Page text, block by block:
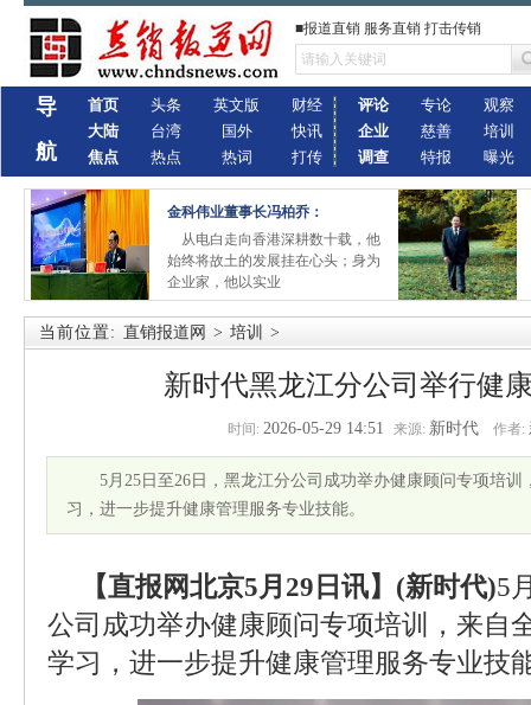
■报道直销 服务直销 打击传销
导
航
首页
大陆
焦点
头条
台湾
热点
英文版
国外
热词
财经
快讯
打传
评论
企业
调查
专论
慈善
特报
观察
培训
曝光
金科伟业董事长冯柏乔：
从电白走向香港深耕数十载，他
始终将故土的发展挂在心头；身为
企业家，他以实业
当前位置: 直销报道网 > 培训 >
新时代黑龙江分公司举行健
时间: 2026-05-29 14:51 来源: 新时代 作者:
5月25日至26日，黑龙江分公司成功举办健康顾问专项培
习，进一步提升健康管理服务专业技能。
【直报网北京5月29日讯】(新时代)5
公司成功举办健康顾问专项培训，来自
学习，进一步提升健康管理服务专业技